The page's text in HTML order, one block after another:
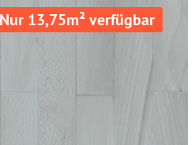
13,75m² verfügbar